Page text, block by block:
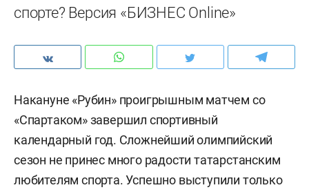
спорте? Версия «БИЗНЕС Online»
Накануне «Рубин» проигрышным матчем со
«Спартаком» завершил спортивный
календарный год. Сложнейший олимпийский
сезон не принес много радости татарстанским
любителям спорта. Успешно выступили только